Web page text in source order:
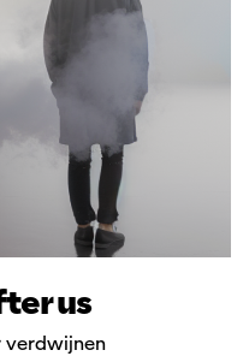
us
verdwijnen